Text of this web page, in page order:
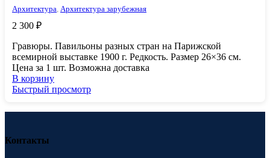
Архитектура Архитектура зарубежная
2 300 ₽
Гpaвюры. Павильоны разных стран на Парижской
всемирной выставке 1900 г. Редкость. Pазмeр 26×36 см.
Цeнa зa 1 шт. Возможна доставка
В корзину
Быстрый просмотр
Контакты